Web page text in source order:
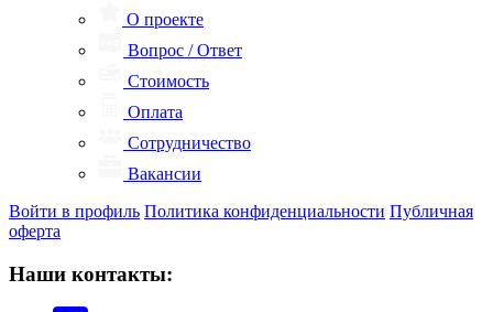
О проекте
Вопрос / Ответ
Стоимость
Оплата
Сотрудничество
Вакансии
Войти в профиль Политика конфиденциальности Публичная
оферта
Наши контакты: